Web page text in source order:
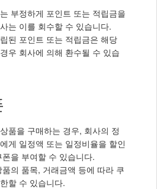
부정하게 포인트 또는 적립금을
는 이를 회수할 수 있습니다.
된 포인트 또는 적립금은 해당
우 회사에 의해 환수될 수 있습
품을 구매하는 경우, 회사의 정
게 일정액 또는 일정비율을 할인
을 부여할 수 있습니다.
의 품목, 거래금액 등에 따라 쿠
할 수 있습니다.